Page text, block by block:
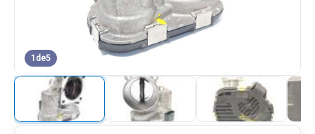
1 de5